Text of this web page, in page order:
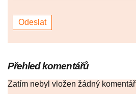
Přehled komentářů
Zatím nebyl vložen žádný komentář